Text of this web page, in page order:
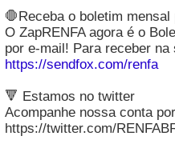
🛑Receba o boletim mensal
O ZapRENFA agora é o
por e-mail! Para receber
https://sendfox.com/renfa
🔻 Estamos no twitter
Acompanhe nossa conta
https://twitter.com/